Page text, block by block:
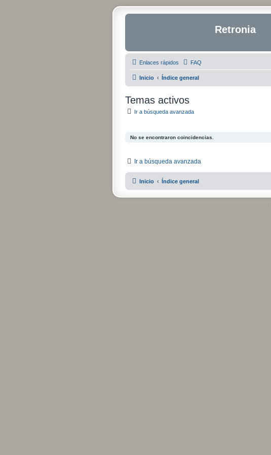
Retronia
Enlaces rápidos FAQ
Inicio Índice general
Temas activos
Ir a búsqueda avanzada
No se encontraron coincidencias.
Ir a búsqueda avanzada
Inicio Índice general